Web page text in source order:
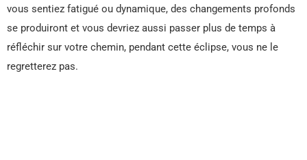
vous sentiez fatigué ou dynamique, des changements profonds
se produiront et vous devriez aussi passer plus de temps à
réfléchir sur votre chemin, pendant cette éclipse, vous ne le
regretterez pas.